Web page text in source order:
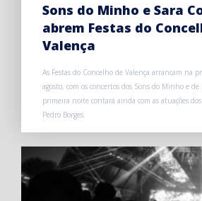
Sons do Minho e Sara
abrem Festas do
Valença
As Festas do Concelho de Valença arrancam na
agosto, com os concertos dos Sons do Minho e de
primeira noite contará ainda com as atuações
Pedro Borges.